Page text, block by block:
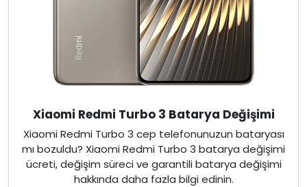
Xiaomi Redmi Turbo 3 Batarya Değişimi
Xiaomi Redmi Turbo 3 cep telefonunuzun bataryası
mı bozuldu? Xiaomi Redmi Turbo 3 batarya değişimi
ücreti, değişim süreci ve garantili batarya değişimi
hakkında daha fazla bilgi edinin.